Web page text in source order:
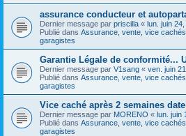
assurance conducteur et
Dernier message par priscilla « lun. juin
Publié dans Assurance, vente, vice
garagistes
Garantie Légale de conformité...
Dernier message par V1sang « ven. juin
Publié dans Assurance, vente, vice
garagistes
Vice caché après 2 semaines
Dernier message par MORENO « lun. juin
Publié dans Assurance, vente, vice
garagistes